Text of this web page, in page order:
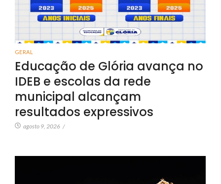
GERAL
Educação de Glória avança no
IDEB e escolas da rede
municipal alcançam
resultados expressivos
agosto 9, 2026 /